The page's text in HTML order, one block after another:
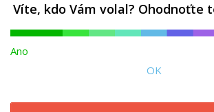
Víte, kdo Vám volal? Ohodnoťte
Ano
OK